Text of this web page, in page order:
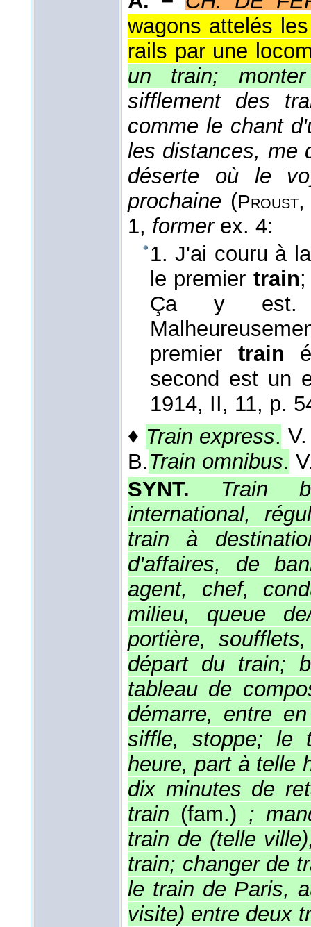
wagons attelés
rails par une
un train;
sifflement des
comme le chant
les distances, me
déserte où le
prochaine (Proust
1, formerex. 4:
1. J'ai couru à
le premier train
Ça y est.
premier train
second est un
1914, II, 11, p.
♦ Train express.
B.Train omnibus.
SYNT. Train
international,
train à
d'affaires, de
agent, chef,
milieu, queue
portière,
départ du train;
tableau de
démarre, entre
siffle, stoppe; le
heure, part à telle
dix minutes de
train (fam.) ;
train de (telle
train; changer de
le train de Paris,
visite) entre deux